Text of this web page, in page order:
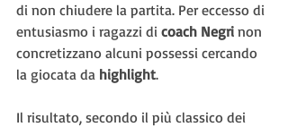
di non chiudere la partita. Per eccesso di
entusiasmo i ragazzi di coach Negri non
concretizzano alcuni possessi cercando
la giocata da highlight.
Il risultato, secondo il più classico dei